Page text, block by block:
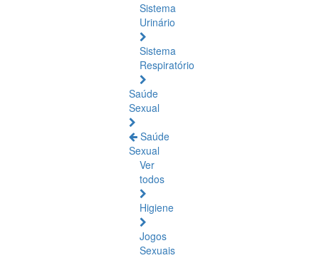
Sistema
Urinário
Sistema
Respiratório
Saúde
Sexual
Saúde
Sexual
Ver
todos
Higiene
Jogos
Sexuais